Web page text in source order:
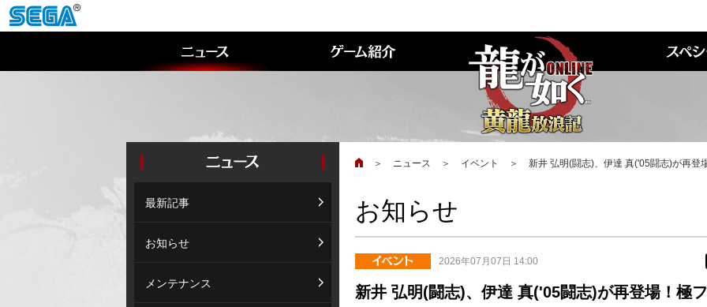
＞ ニュース ＞ イベント ＞ 新井 弘明(闘志)、伊達 真('05闘志)が再登
お知らせ
2026年07月07日 14:00
新井 弘明(闘志)、伊達 真('05闘志)が再登場！極
最新記事
お知らせ
メンテナンス